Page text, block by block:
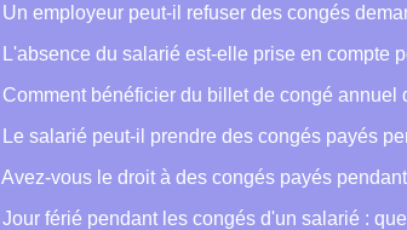
Un employeur peut-il refuser des congés
L'absence du salarié est-elle prise en compte
Comment bénéficier du billet de congé annuel
Le salarié peut-il prendre des congés payés
Avez-vous le droit à des congés payés
Jour férié pendant les congés d'un salarié :